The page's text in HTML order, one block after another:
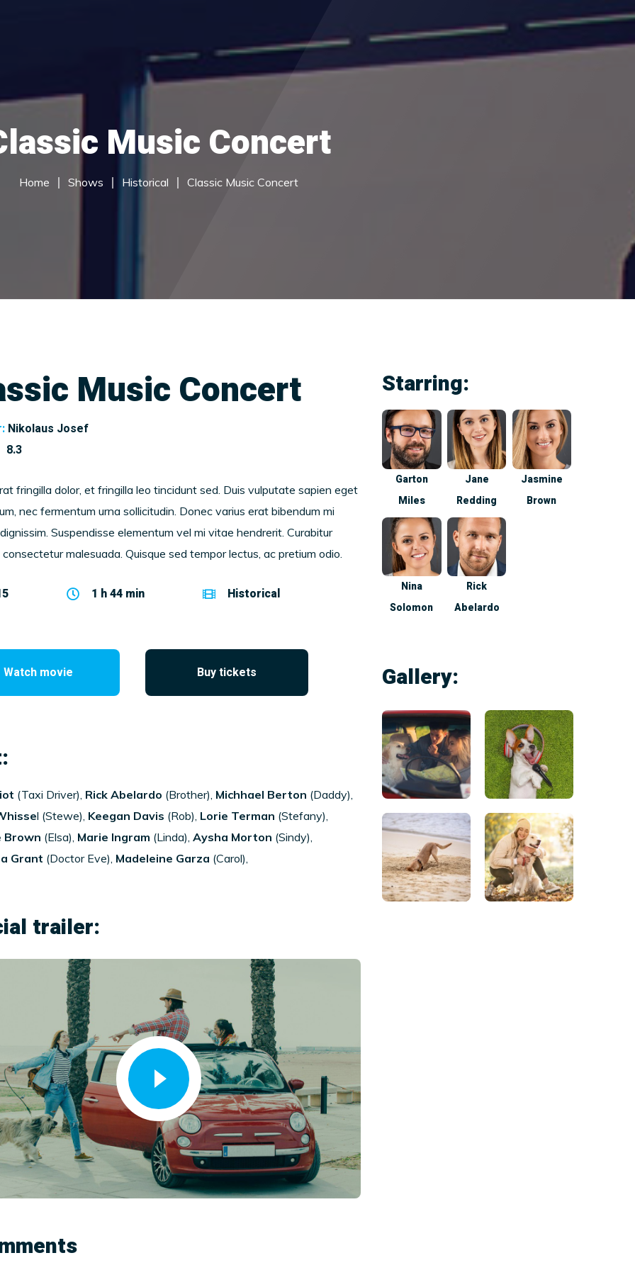
Call Centre Services Careers Contact Us
Music Concert
Home Shows Historical Classic Music Concert
Music Concert
Nikolaus Josef
8.3
fringilla dolor, et fringilla leo tincidunt sed. Duis vulputate sapien eget
nec fermentum urna sollicitudin. Donec varius erat bibendum mi
Suspendisse elementum vel mi vitae hendrerit. Curabitur
malesuada. Quisque sed tempor lectus, ac pretium odio.
1 h 44 min Historical
Watch movie Buy tickets
(Taxi Driver), Rick Abelardo (Brother), Michhael Berton (Daddy),
l (Stewe), Keegan Davis (Rob), Lorie Terman (Stefany),
Brown (Elsa), Marie Ingram (Linda), Aysha Morton (Sindy),
Grant (Doctor Eve), Madeleine Garza (Carol),
trailer:
Starring:
Garton
Miles
Jane
Redding
Jasmine
Brown
Nina
Solomon
Rick
Abelardo
Gallery: